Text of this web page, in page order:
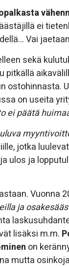
ei
Vai
sekä
ostohinnasta.
on useita
ei päätä
jotka
ulos ja
Vuonna
ja
lisäksi m.m.
on
mutta